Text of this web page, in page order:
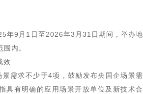
9月1日至2026年3月31日期间，举办地
内。
效
求不少于4项，鼓励发布央国企场景需
具有明确的应用场景开放单位及新技术合